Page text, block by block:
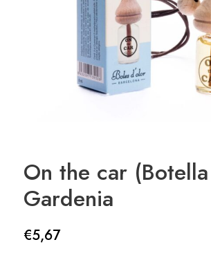
On the car
Gardenia
€5,67